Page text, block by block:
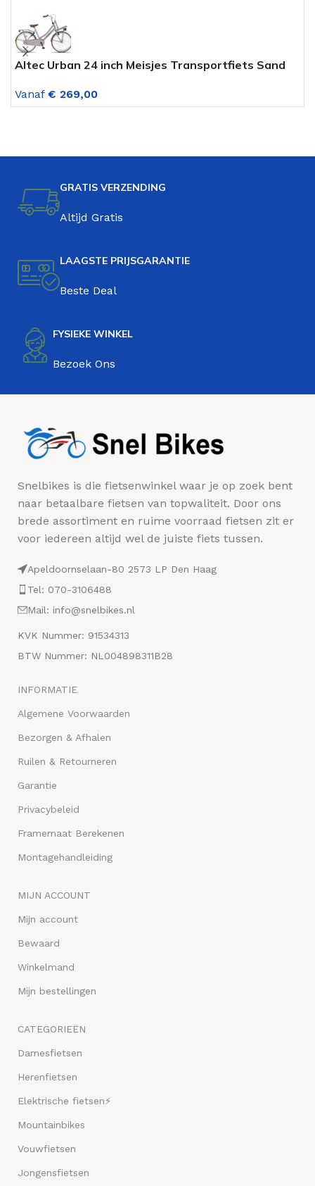
Altec Urban 24 inch Meisjes Transportfiets Sand
Vanaf € 269,00
GRATIS VERZENDING
Altijd Gratis
LAAGSTE PRIJSGARANTIE
Beste Deal
FYSIEKE WINKEL
Bezoek Ons
Snelbikes is die fietsenwinkel waar je op zoek bent
naar betaalbare fietsen van topwaliteit. Door ons
brede assortiment en ruime voorraad fietsen zit er
voor iedereen altijd wel de juiste fiets tussen.
Apeldoornselaan-80 2573 LP Den Haag
Tel: 070-3106488
Mail: info@snelbikes.nl
KVK Nummer: 91534313
BTW Nummer: NL004898311B28
INFORMATIE
Algemene Voorwaarden
Bezorgen & Afhalen
Ruilen & Retourneren
Garantie
Privacybeleid
Framemaat Berekenen
Montagehandleiding
MIJN ACCOUNT
Mijn account
Bewaard
Winkelmand
Mijn bestellingen
CATEGORIEËN
Damesfietsen
Herenfietsen
Elektrische fietsen⚡
Mountainbikes
Vouwfietsen
Jongensfietsen